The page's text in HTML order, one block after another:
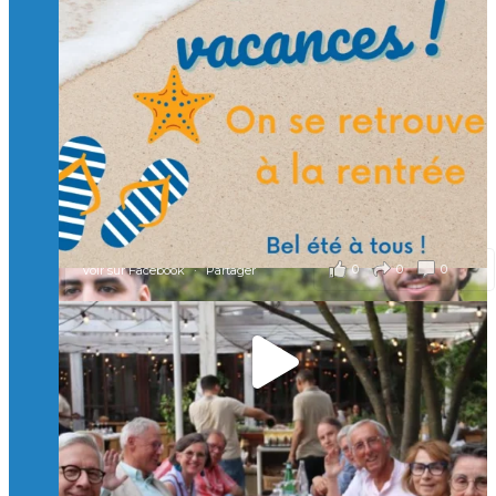
et contribuons ensemble à former les générations
d’ingénieurs de demain. 🙏
Merci à tous !
🎯 Taxe d’apprentissage 2026 : avec l'Isep, investissez pour
un numérique au service de l'humain !
À l’Isep, nous formons des ingénieurs, des bachelors, des
Mastères Spécialisés, qui allient excellence technologique et
valeurs humaines, au cœur de notre pro
...Voir plus
il y a 2 mois
0 0 0
Voir sur Facebook · Partager
🚀Afterwork à Genève 🚀
🥳 Le 22 avril dernier, 14 Alumni vivant / travaillant
en Suisse ont partagé un moment convivial de
retrouvailles et d'échanges !
Merci à tous pour votre présence et à Alexandre